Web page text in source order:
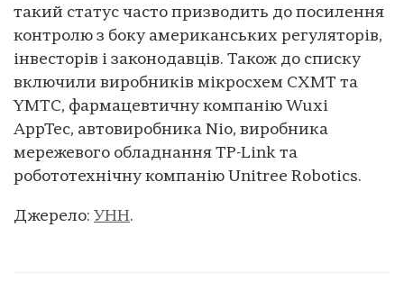
такий статус часто призводить до посилення
контролю з боку американських регуляторів,
інвесторів і законодавців. Також до списку
включили виробників мікросхем CXMT та
YMTC, фармацевтичну компанію Wuxi
AppTec, автовиробника Nio, виробника
мережевого обладнання TP-Link та
робототехнічну компанію Unitree Robotics.
Джерело: УНН.